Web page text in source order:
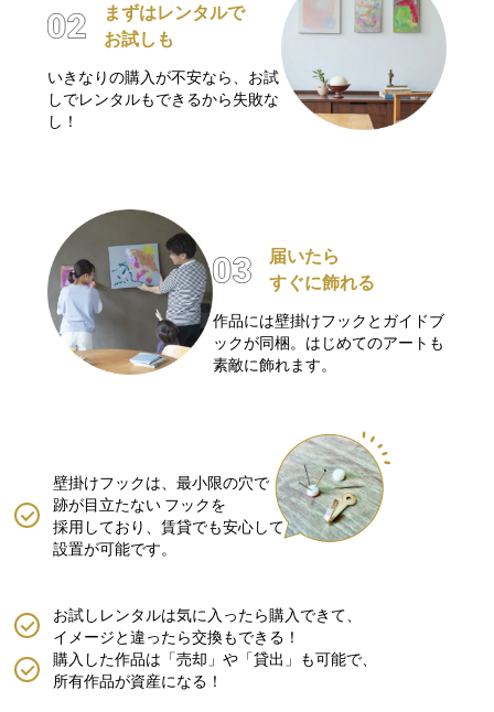
まずはレンタルで
お試しも
いきなりの購入が不安なら、お試
しでレンタルもできるから失敗な
し！
届いたら
すぐに飾れる
作品には壁掛けフックとガイドブ
ックが同梱。はじめてのアートも
素敵に飾れます。
壁掛けフックは、最小限の穴で
跡が目立たない フックを
採用しており、賃貸でも安心して
設置が可能です。
購入した作品は「売却」や「貸出」も可能で、
所有作品が資産になる！
お試しレンタルは気に入ったら購入できて、
イメージと違ったら交換もできる！